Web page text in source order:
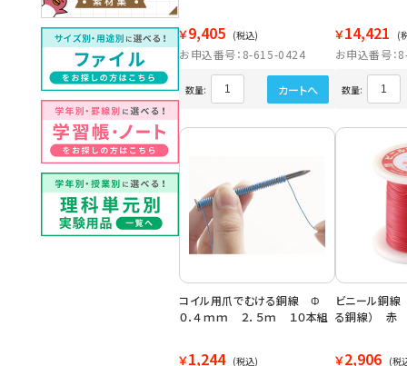
￥9,405 (税込)
お申込番号：8-615-0424
数量: カートへ
￥14,421 (
お申込番号
数量:
コイル用爪でむける銅線 Φ
０．４ｍｍ ２．５ｍ １０本組
￥1,244 (税込)
ビニール銅
る銅線） 赤
￥2,906 (税